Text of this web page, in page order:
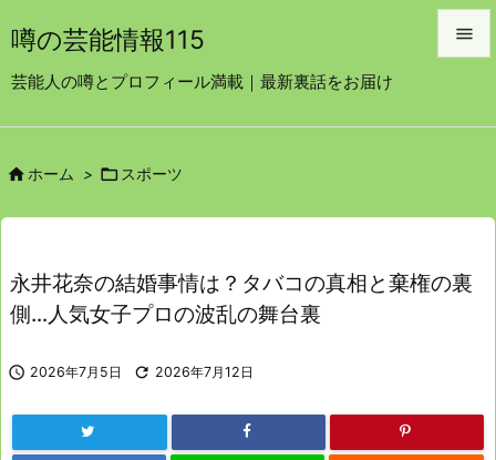
噂の芸能情報115
芸能人の噂とプロフィール満載｜最新裏話をお届け

前へ
次へ
ホーム >  スポーツ
永井花奈の結婚事情は？タバコの真相と棄権の裏
側…人気女子プロの波乱の舞台裏
 2026年7月5日  2026年7月12日